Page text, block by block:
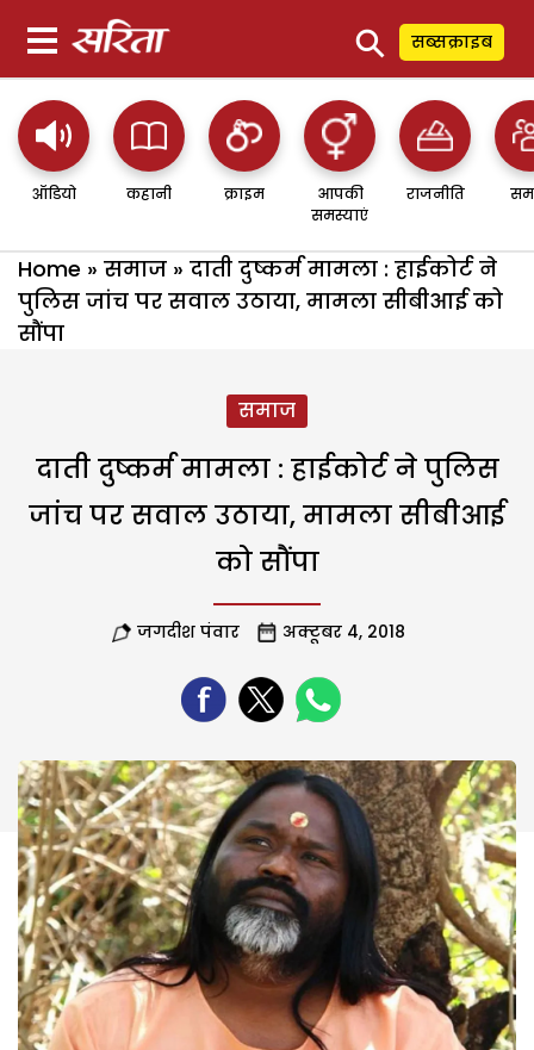
⚲ सब्सक्राइब
ऑडियो कहानी क्राइम
आपकी
समस्याएं
राजनीति
Home » समाज » दाती दुष्कर्म मामला : हाईकोर्ट ने
पुलिस जांच पर सवाल उठाया, मामला सीबीआई को
सौंपा
समाज
दाती दुष्कर्म मामला : हाईकोर्ट ने पुलिस
जांच पर सवाल उठाया, मामला सीबीआई
को सौंपा
जगदीश पंवार अक्टूबर 4, 2018